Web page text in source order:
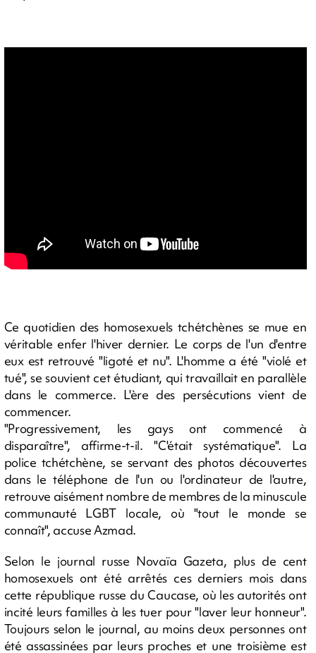
Ce quotidien des homosexuels tchétchènes se mue en
véritable enfer l'hiver dernier. Le corps de l'un d'entre
eux est retrouvé "ligoté et nu". L'homme a été "violé et
tué", se souvient cet étudiant, qui travaillait en parallèle
dans le commerce. L'ère des persécutions vient de
commencer.
"Progressivement, les gays ont commencé à
disparaître", affirme-t-il. "C'était systématique". La
police tchétchène, se servant des photos découvertes
dans le téléphone de l'un ou l'ordinateur de l'autre,
retrouve aisément nombre de membres de la minuscule
communauté LGBT locale, où "tout le monde se
connaît", accuse Azmad.
Selon le journal russe Novaïa Gazeta, plus de cent
homosexuels ont été arrêtés ces derniers mois dans
cette république russe du Caucase, où les autorités ont
incité leurs familles à les tuer pour "laver leur honneur".
Toujours selon le journal, au moins deux personnes ont
été assassinées par leurs proches et une troisième est